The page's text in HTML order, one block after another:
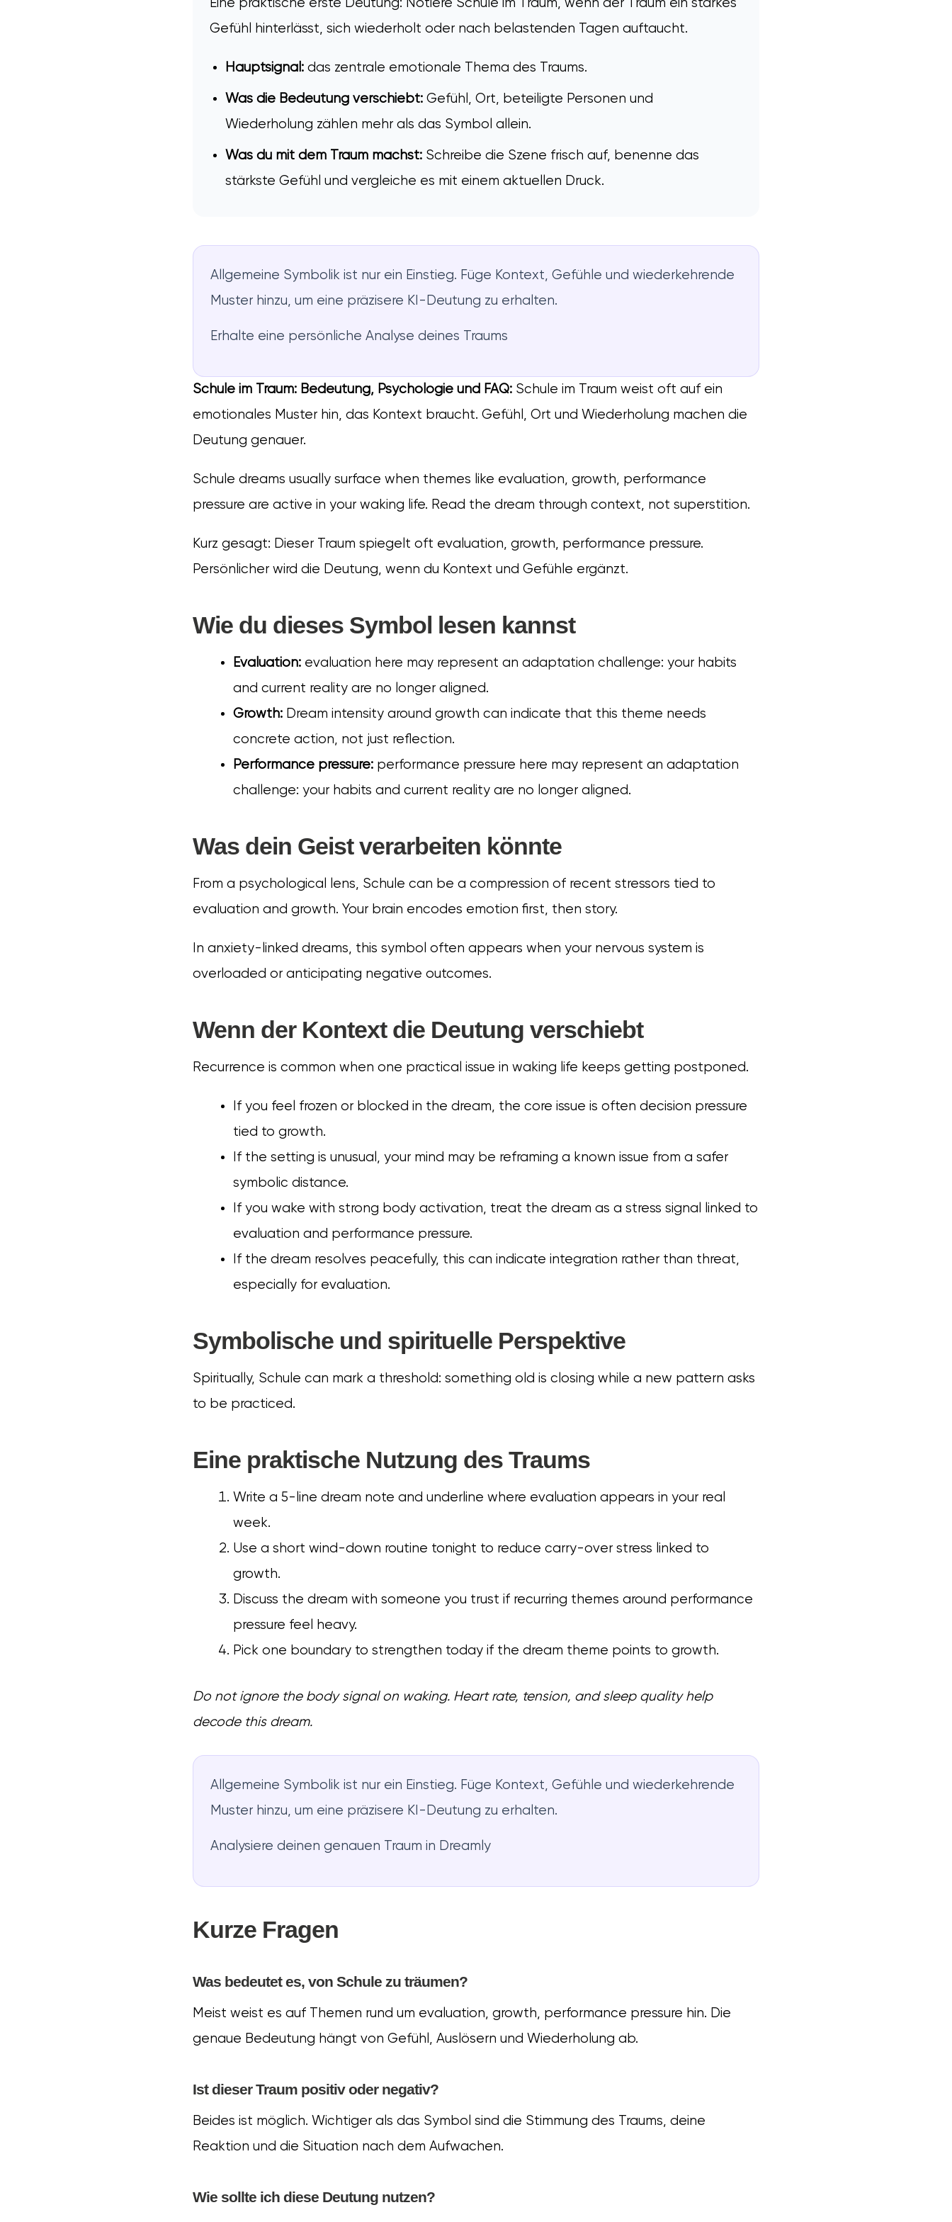
Eine praktische erste Deutung: Notiere Schule im Traum, wenn der Traum ein starkes
Gefühl hinterlässt, sich wiederholt oder nach belastenden Tagen auftaucht.
Hauptsignal: das zentrale emotionale Thema des Traums.
Was die Bedeutung verschiebt: Gefühl, Ort, beteiligte Personen und
Wiederholung zählen mehr als das Symbol allein.
Was du mit dem Traum machst: Schreibe die Szene frisch auf, benenne das
stärkste Gefühl und vergleiche es mit einem aktuellen Druck.
Allgemeine Symbolik ist nur ein Einstieg. Füge Kontext, Gefühle und wiederkehrende
Muster hinzu, um eine präzisere KI-Deutung zu erhalten.
Erhalte eine persönliche Analyse deines Traums
Schule im Traum: Bedeutung, Psychologie und FAQ: Schule im Traum weist oft auf ein
emotionales Muster hin, das Kontext braucht. Gefühl, Ort und Wiederholung machen die
Deutung genauer.
Schule dreams usually surface when themes like evaluation, growth, performance
pressure are active in your waking life. Read the dream through context, not superstition.
Kurz gesagt: Dieser Traum spiegelt oft evaluation, growth, performance pressure.
Persönlicher wird die Deutung, wenn du Kontext und Gefühle ergänzt.
Wie du dieses Symbol lesen kannst
Evaluation: evaluation here may represent an adaptation challenge: your habits
and current reality are no longer aligned.
Growth: Dream intensity around growth can indicate that this theme needs
concrete action, not just reflection.
Performance pressure: performance pressure here may represent an adaptation
challenge: your habits and current reality are no longer aligned.
Was dein Geist verarbeiten könnte
From a psychological lens, Schule can be a compression of recent stressors tied to
evaluation and growth. Your brain encodes emotion first, then story.
In anxiety-linked dreams, this symbol often appears when your nervous system is
overloaded or anticipating negative outcomes.
Wenn der Kontext die Deutung verschiebt
Recurrence is common when one practical issue in waking life keeps getting postponed.
If you feel frozen or blocked in the dream, the core issue is often decision pressure
tied to growth.
If the setting is unusual, your mind may be reframing a known issue from a safer
symbolic distance.
If you wake with strong body activation, treat the dream as a stress signal linked to
evaluation and performance pressure.
If the dream resolves peacefully, this can indicate integration rather than threat,
especially for evaluation.
Symbolische und spirituelle Perspektive
Spiritually, Schule can mark a threshold: something old is closing while a new pattern asks
to be practiced.
Eine praktische Nutzung des Traums
Write a 5-line dream note and underline where evaluation appears in your real
week.
Use a short wind-down routine tonight to reduce carry-over stress linked to
growth.
Discuss the dream with someone you trust if recurring themes around performance
pressure feel heavy.
Pick one boundary to strengthen today if the dream theme points to growth.
Do not ignore the body signal on waking. Heart rate, tension, and sleep quality help
decode this dream.
Allgemeine Symbolik ist nur ein Einstieg. Füge Kontext, Gefühle und wiederkehrende
Muster hinzu, um eine präzisere KI-Deutung zu erhalten.
Analysiere deinen genauen Traum in Dreamly
Kurze Fragen
Was bedeutet es, von Schule zu träumen?
Meist weist es auf Themen rund um evaluation, growth, performance pressure hin. Die
genaue Bedeutung hängt von Gefühl, Auslösern und Wiederholung ab.
Ist dieser Traum positiv oder negativ?
Beides ist möglich. Wichtiger als das Symbol sind die Stimmung des Traums, deine
Reaktion und die Situation nach dem Aufwachen.
Wie sollte ich diese Deutung nutzen?